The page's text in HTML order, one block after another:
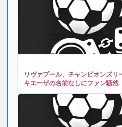
リヴァプール、チャンピオンズ
キエーザの名前なしにファン騒然